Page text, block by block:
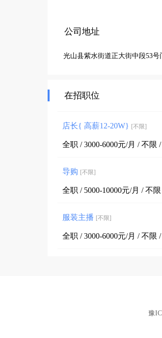
公司地址
光山县紫水街道正大街中段53号
在招职位
店长{ 高薪12-20W} [不限]
全职 / 3000-6000元/月 / 不限
导购 [不限]
全职 / 5000-10000元/月 / 不
服装主播 [不限]
全职 / 3000-6000元/月 / 不限
豫